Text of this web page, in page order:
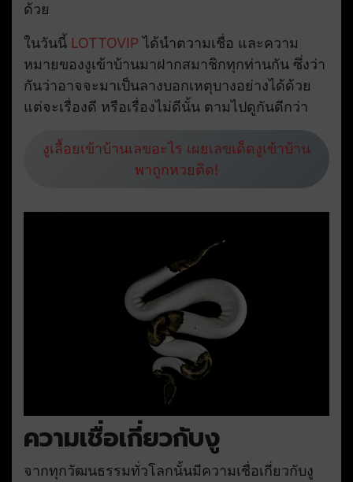
ด้วย
ในวันนี้ LOTTOVIP ได้นำตวามเชื่อ และความ
หมายของงูเข้าบ้านมาฝากสมาชิกทุกท่านกัน ซึ่งว่า
กันว่าอาจจะมาเป็นลางบอกเหตุบางอย่างได้ด้วย
แต่จะเรื่องดี หรือเรื่องไม่ดีนั้น ตามไปดูกันดีกว่า
งูเลื้อยเข้าบ้านเลขอะไร เผยเลขเด็ดงูเข้าบ้าน
พาถูกหวยติด!
ความเชื่อเกี่ยวกับงู
จากทุกวัฒนธรรมทั่วโลกนั้นมีความเชื่อเกี่ยวกับงู